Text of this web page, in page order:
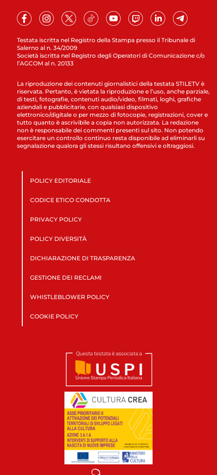
Testata iscritta nel Registro della Stampa presso il Tribunale di
Salerno al n. 34/2009
Società iscritta nel Registro degli Operatori di Comunicazione c/o
l’AGCOM al n. 20133
La riproduzione dei contenuti giornalistici della testata STILETV è
riservata. Pertanto, è vietata la riproduzione e l’uso, anche parziale,
di testi, fotografie, contenuti audio/video, filmati, loghi, grafiche
aziendali e pubblicitarie, con qualsiasi dispositivo
elettronico/digitale o per mezzo di fotocopie, registrazioni, cover e
tutto quanto è ascrivibile a copia non autorizzata. La redazione
non è responsabile dei commenti presenti sul sito. Non potendo
esercitare un controllo continuo resta disponibile ad eliminarli su
segnalazione qualora gli stessi risultano offensivi e oltraggiosi.
POLICY EDITORIALE
CODICE ETICO CONDOTTA
PRIVACY POLICY
POLICY DIVERSITÀ
DICHIARAZIONE DI TRASPARENZA
GESTIONE DEI RECLAMI
WHISTLEBLOWER POLICY
COOKIE POLICY